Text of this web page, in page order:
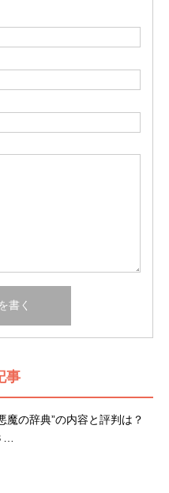
事
魔の辞典”の内容と評判は？
…